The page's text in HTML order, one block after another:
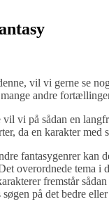
vil vi gerne se
andre
vil vi på sådan en
da en karakter
fantasygenrer kan
overordnede tema i
fremstår
søgen på det bedre